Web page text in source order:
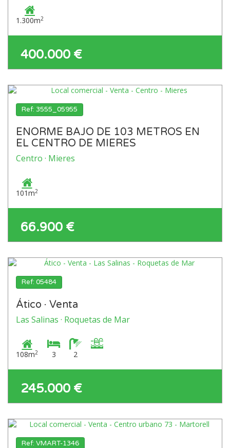
1.300m2
400.000 €
Ref: 3555_05955
ENORME BAJO DE 103 METROS EN
EL CENTRO DE MIERES
Centro · Mieres
101m2
66.900 €
Ref: 05484
Ático · Venta
Las Salinas · Roquetas de Mar
108m2 3 2
245.000 €
Ref: VMART-1346